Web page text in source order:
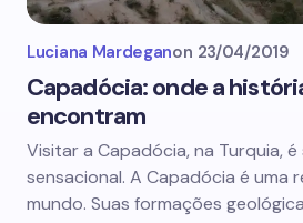
Luciana Mardeganon 23/04/2019
Capadócia: onde a
encontram
Visitar a Capadócia, na Turquia,
sensacional. A Capadócia é uma
mundo. Suas formações